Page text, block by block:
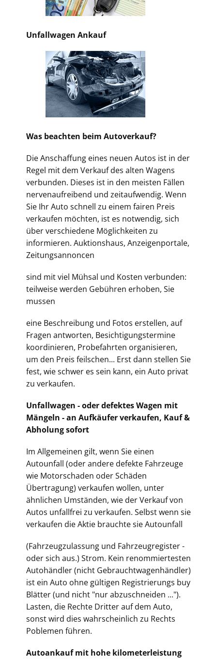
Unfallwagen Ankauf
Was beachten beim Autoverkauf?
Die Anschaffung eines neuen Autos ist in der
Regel mit dem Verkauf des alten Wagens
verbunden. Dieses ist in den meisten Fällen
nervenaufreibend und zeitaufwendig. Wenn
Sie Ihr Auto schnell zu einem fairen Preis
verkaufen möchten, ist es notwendig, sich
über verschiedene Möglichkeiten zu
informieren. Auktionshaus, Anzeigenportale,
Zeitungsannoncen
sind mit viel Mühsal und Kosten verbunden:
teilweise werden Gebühren erhoben, Sie
mussen
eine Beschreibung und Fotos erstellen, auf
Fragen antworten, Besichtigungstermine
koordinieren, Probefahrten organisieren,
um den Preis feilschen... Erst dann stellen Sie
fest, wie schwer es sein kann, ein Auto privat
zu verkaufen.
Unfallwagen - oder defektes Wagen mit
Mängeln - an Aufkäufer verkaufen, Kauf &
Abholung sofort
Im Allgemeinen gilt, wenn Sie einen
Autounfall (oder andere defekte Fahrzeuge
wie Motorschaden oder Schäden
Übertragung) verkaufen wollen, unter
ähnlichen Umständen, wie der Verkauf von
Autos unfallfrei zu verkaufen. Selbst wenn sie
verkaufen die Aktie brauchte sie Autounfall
(Fahrzeugzulassung und Fahrzeugregister -
oder sich aus.) Strom. Kein renommiertesten
Autohändler (nicht Gebrauchtwagenhändler)
ist ein Auto ohne gültigen Registrierungs buy
Blätter (und nicht "nur abzuschneiden ...").
Lasten, die Rechte Dritter auf dem Auto,
sonst wird dies wahrscheinlich zu Rechts
Poblemen führen.
Autoankauf mit hohe kilometerleistung